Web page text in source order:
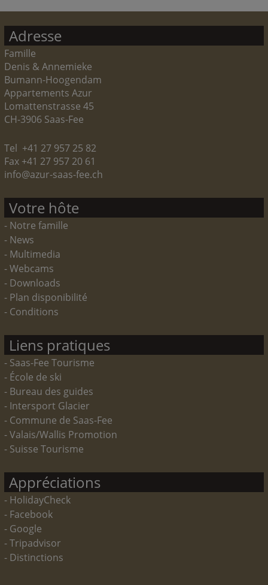
Adresse
Famille
Denis & Annemieke
Bumann-Hoogendam
Appartements Azur
Lomattenstrasse 45
CH-3906 Saas-Fee
Tel +41 27 957 25 82
Fax +41 27 957 20 61
info@azur-saas-fee.ch
Votre hôte
- Notre famille
- News
- Multimedia
- Webcams
- Downloads
- Plan disponibilité
- Conditions
Liens pratiques
- Saas-Fee Tourisme
- École de ski
- Bureau des guides
- Intersport Glacier
- Commune de Saas-Fee
- Valais/Wallis Promotion
- Suisse Tourisme
Appréciations
- HolidayCheck
- Facebook
- Google
- Tripadvisor
- Distinctions